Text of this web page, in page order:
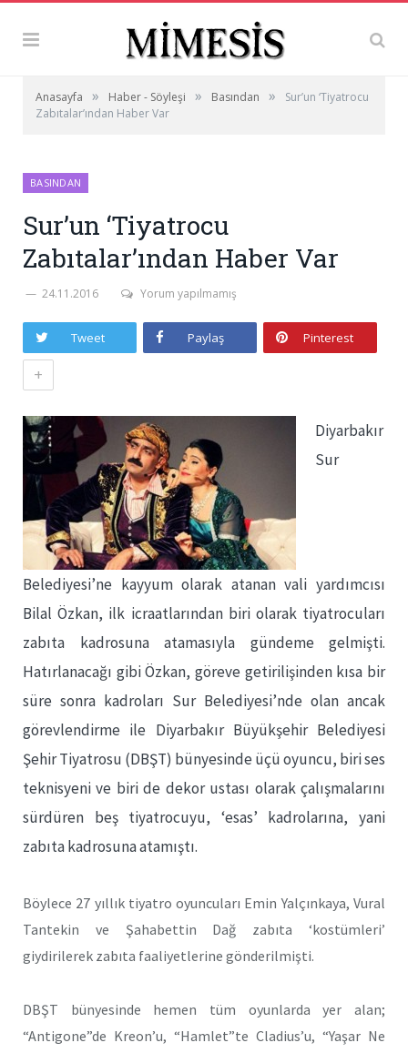
Anasayfa » Haber - Söyleşi » Basından »
Sur’un ‘Tiyatrocu
Zabıtalar’ından Haber Var
BASINDAN
Sur’un ‘Tiyatrocu
Zabıtalar’ından Haber Var
24.11.2016 Yorum yapılmamış
Tweet Paylaş Pinterest
+
Diyarbakır
Sur
Belediyesi’ne kayyum olarak atanan vali yardımcısı
Bilal Özkan, ilk icraatlarından biri olarak tiyatrocuları
zabıta kadrosuna atamasıyla gündeme gelmişti.
Hatırlanacağı gibi Özkan, göreve getirilişinden kısa bir
süre sonra kadroları Sur Belediyesi’nde olan ancak
görevlendirme ile Diyarbakır Büyükşehir Belediyesi
Şehir Tiyatrosu (DBŞT) bünyesinde üçü oyuncu, biri ses
teknisyeni ve biri de dekor ustası olarak çalışmalarını
sürdüren beş tiyatrocuyu, ‘esas’ kadrolarına, yani
zabıta kadrosuna atamıştı.
Böylece 27 yıllık tiyatro oyuncuları Emin Yalçınkaya, Vural
Tantekin ve Şahabettin Dağ zabıta ‘kostümleri’
giydirilerek zabıta faaliyetlerine gönderilmişti.
DBŞT bünyesinde hemen tüm oyunlarda yer alan;
“Antigone”de Kreon’u, “Hamlet”te Cladius’u, “Yaşar Ne